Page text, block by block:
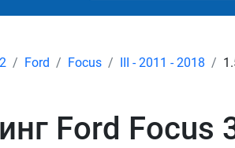
Ford Focus III - 2011 - 2018
Ford Focus